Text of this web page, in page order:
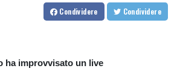
COP
CUP 30.637594
Condividere Condividere
ha improvvisato un live